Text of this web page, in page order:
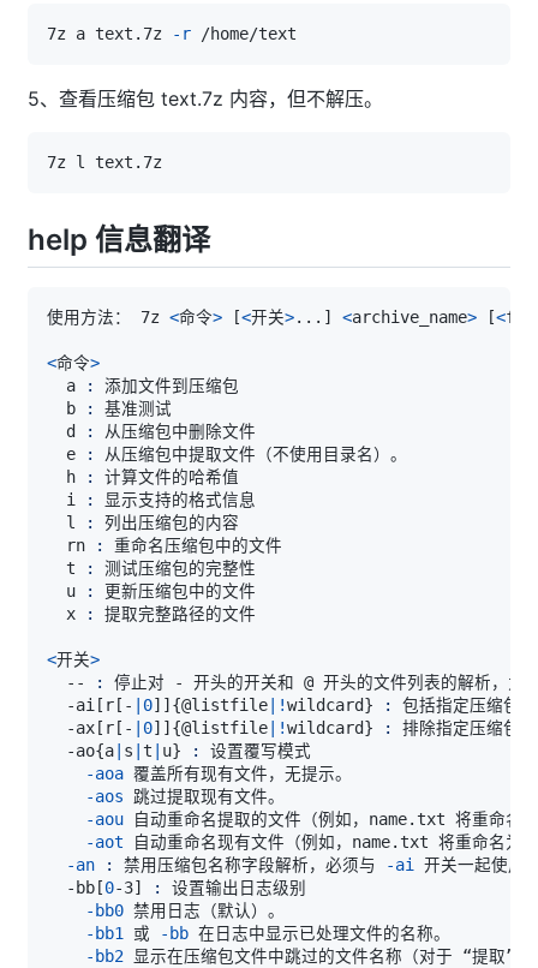
7z a text.7z -r
5、查看压缩包 text.7z 内容，但不解压。
help 信息翻译
使用方法： 7z <命令> [<开关>.. . ] <archive_name> [<
<命令>
  a
:
  b
:
  d
:
  e
:
  h
:
  i
:
  l
:
  rn
:
  t
:
  u
:
  x
:
<开关>
  --
:
停止对 - 开头的开关和 @ 开头的文件列表的解析，为
  -ai
[ r [ - 0] ] {@listfile !wildcard}
:
  -ax
[ r [ - 0] ] {@listfile !wildcard}
:
  -ao
{a s t u} :
-aoa
-aos
-aou
-aot
-an
: 禁用压缩包名称字段解析，必须与
-ai
  -bb
[0-3] :
-bb0
-bb1
或 -bb
-bb2